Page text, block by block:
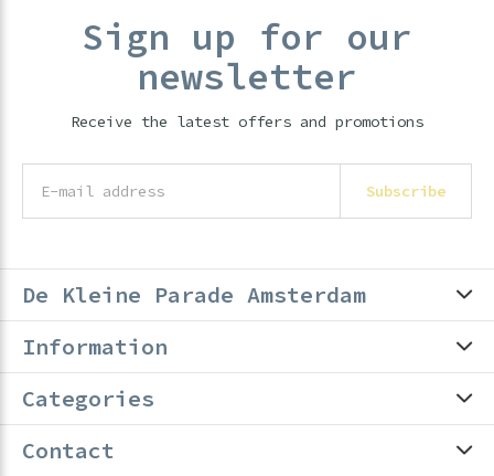
Sign up for our
newsletter
Receive the latest offers and promotions
Subscribe
De Kleine Parade Amsterdam
Information
Categories
Contact